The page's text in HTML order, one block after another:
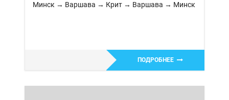
Минск → Варшава → Крит → Варшава → Минск
ПОДРОБНЕЕ